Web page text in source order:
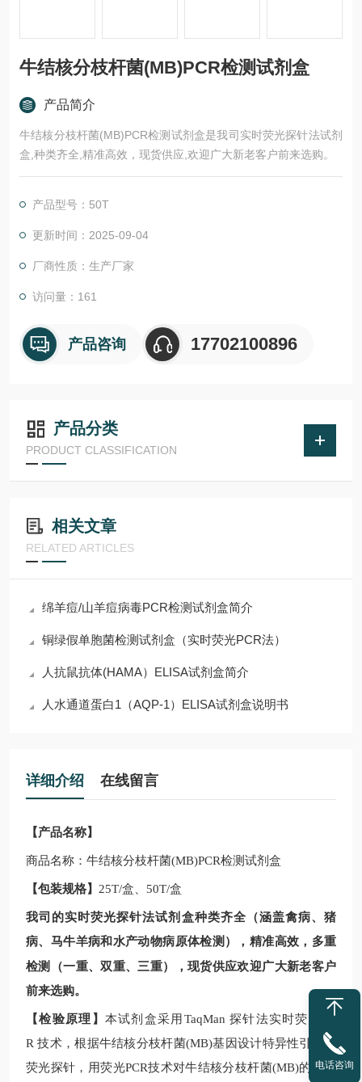
牛结核分枝杆菌(MB)PCR检测试剂盒
产品简介
牛结核分枝杆菌(MB)PCR检测试剂盒是我司实时荧光探针法试剂
盒,种类齐全,精准高效，现货供应,欢迎广大新老客户前来选购。
产品型号：50T
更新时间：2025-09-04
厂商性质：生产厂家
访问量：161
产品咨询 17702100896
产品分类
PRODUCT CLASSIFICATION
相关文章
RELATED ARTICLES
绵羊痘/山羊痘病毒PCR检测试剂盒简介
铜绿假单胞菌检测试剂盒（实时荧光PCR法）
人抗鼠抗体(HAMA）ELISA试剂盒简介
人水通道蛋白1（AQP-1）ELISA试剂盒说明书
详细介绍 在线留言
【产品名称】
商品名称： 牛结核分枝杆菌(MB)PCR检测试剂盒
【包装规格】 25T/盒、 50T/盒
我司的实时荧光探针法试剂盒种类齐全（涵盖禽病、猪
病、马牛羊病和水产动物病原体检测），精准高效，多重
检测（一重、双重、三重）， 现货供应欢迎广大新老客户
前来选购。
【检验原理】 本试剂盒采用 TaqMan 探针法实时荧光
PC
R技术，根据牛结核分枝杆菌(MB)基因设计特异性引物和
荧光探针，用荧光PCR技术对牛结核分枝杆菌(MB)的核酸
电话咨询